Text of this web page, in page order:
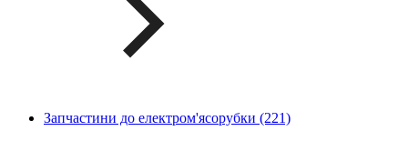
Запчастини до електром'ясорубки (221)